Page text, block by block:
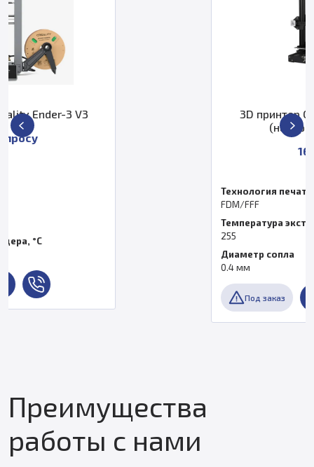
3D принтер Creality3D Ender-3
Температура экструдера, °C
Преимущества
работы с нами